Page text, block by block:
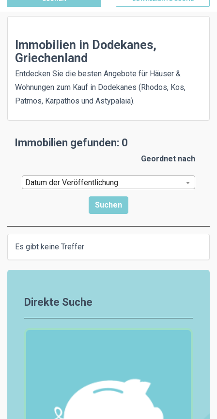
Immobilien in Dodekanes,
Griechenland
Entdecken Sie die besten Angebote für Häuser &
Wohnungen zum Kauf in Dodekanes (Rhodos, Kos,
Patmos, Karpathos und Astypalaia).
Immobilien gefunden: 0
Geordnet nach
Datum der Veröffentlichung
Es gibt keine Treffer
Direkte Suche